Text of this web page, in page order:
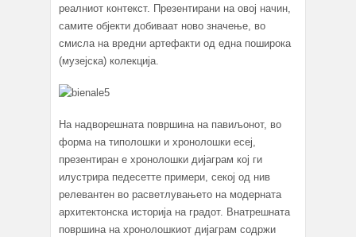
реалниот контекст. Презентирани на овој начин,
самите објекти добиваат ново значење, во
смисла на вредни артефакти од една поширока
(музејска) колекција.
На надворешната површина на павиљонот, во
форма на типолошки и хронолошки есеј,
презентиран е хронолошки дијаграм кој ги
илустрира педесетте примери, секој од нив
релевантен во расветлувањето на модерната
архитектонска историја на градот. Внатрешната
површина на хронолошкиот дијаграм содржи